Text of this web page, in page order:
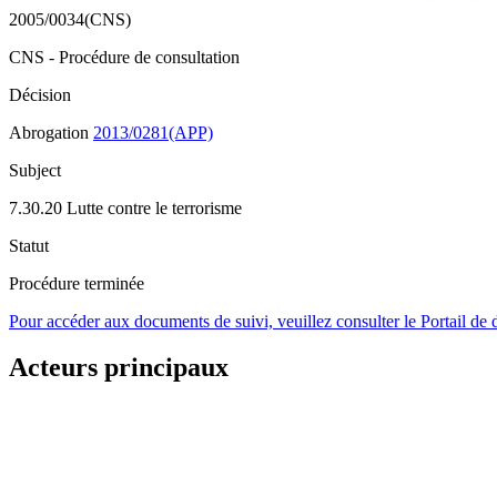
2005/0034(CNS)
CNS - Procédure de consultation
Décision
Abrogation 2013/0281(APP)
Subject
7.30.20 Lutte contre le terrorisme
Statut
Procédure terminée
Pour accéder aux documents de suivi, veuillez consulter le Portail de
Acteurs principaux